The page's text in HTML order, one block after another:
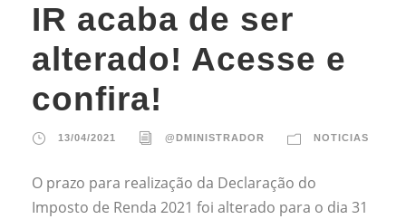
IR acaba de ser
alterado! Acesse e
confira!
13/04/2021 @DMINISTRADOR NOTICIAS
O prazo para realização da Declaração do
Imposto de Renda 2021 foi alterado para o dia 31